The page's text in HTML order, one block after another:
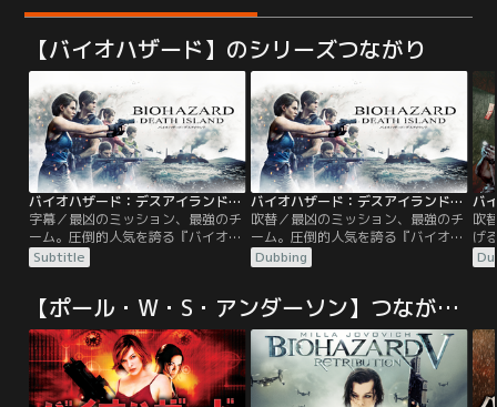
【バイオハザード】のシリーズつながり
バイオハザード：デスアイランド／字幕
字幕／最凶のミッション、最強のチ
ーム。圧倒的人気を誇る『バイオハ
ザード』CG長編映画最新作！デス
アイランド＜死の島＞と化したアル
カ大統領直属のエージェントのレオ
ンは、機密情報を握るアントニオ・
テイラーを拉致した武装集団の車両
を追っていた。だが突如現れた謎の
女の妨害に遭い、犯人たちを取り逃
がしてしまう。
Subtitle
バイオハザード：デスアイランド／吹替
吹替／最凶のミッション、最強のチ
ーム。圧倒的人気を誇る『バイオハ
ザード』CG長編映画最新作！デス
アイランド＜死の島＞と化したアル
カ大統領直属のエージェントのレオ
ンは、機密情報を握るアントニオ・
テイラーを拉致した武装集団の車両
を追っていた。だが突如現れた謎の
女の妨害に遭い、犯人たちを取り逃
がしてしまう。
Dubbing
吹
げ
が
護
が
ッ
ィ
ン
ル
【ポール・W・S・アンダーソン】つながりの作品